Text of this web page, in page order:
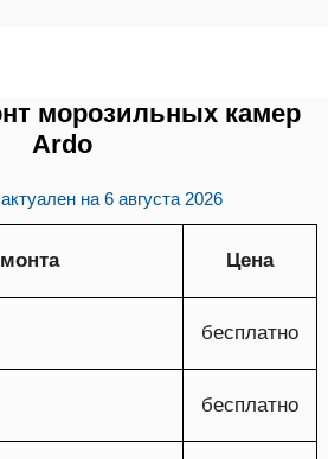
морозильных камер
Ardo
на6 августа 2026
Цена
бесплатно
бесплатно